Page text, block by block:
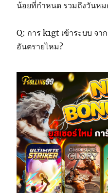
น้อยที่กำหนด รวมถึงวันห
Q: การ k1gt เข้าระบบ จ
อันตรายไหม?